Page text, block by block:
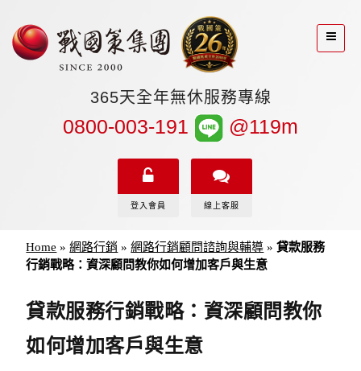
365天全年無休服務專線
0800-003-191 @119m
登入會員 線上客服
Home »網路行銷 »網路行銷顧問諮詢與輔導 »貸款服務
行銷戰略：資深顧問教你如何增加客戶與生意
貸款服務行銷戰略：資深顧問教你
如何增加客戶與生意